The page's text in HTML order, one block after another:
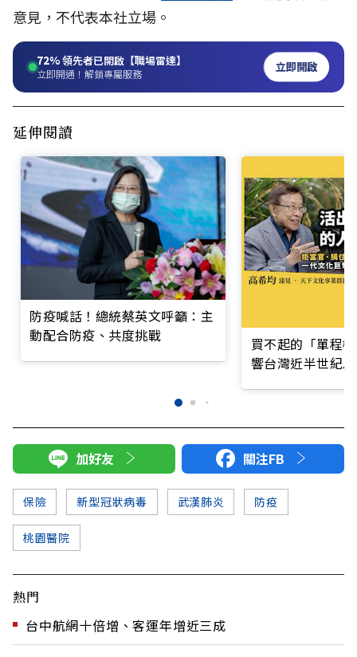
意見，不代表本社立場。
72%領先者已開啟【職場雷達】
立即開通！解鎖專屬服務 立即開啟
延伸閱讀
防疫喊話！總統蔡英文呼籲：主
動配合防疫、共度挑戰
買不起的「單程
響台灣近半世紀
加好友 關注FB
保險 新型冠狀病毒 武漢肺炎 防疫
桃園醫院
熱門
台中航網十倍增、客運年增近三成